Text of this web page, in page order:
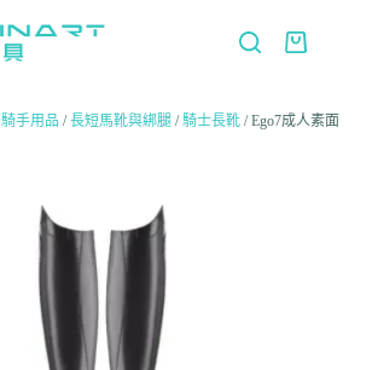
騎手用品 /長短馬靴與綁腿/騎士長靴/ Ego7成人素面